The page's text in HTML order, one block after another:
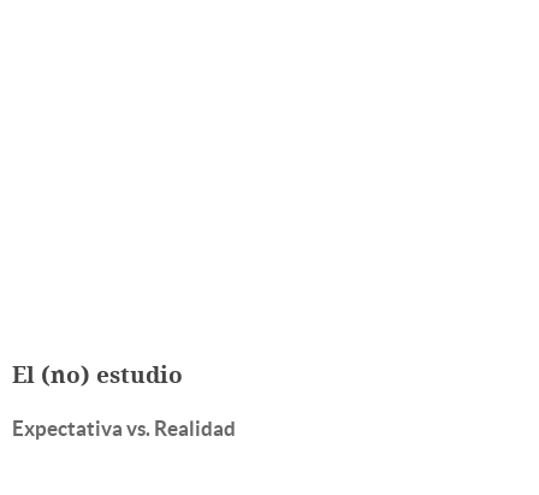
El (no) estudio
Expectativa vs. Realidad